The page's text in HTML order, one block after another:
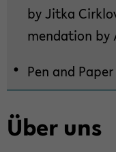
by Jitka
men­da­ti­on by
Pen and
Über uns